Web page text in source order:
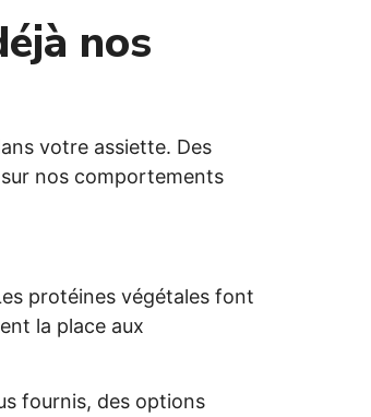
nos
votre assiette. Des
nos comportements
protéines végétales font
la place aux
fournis, des options